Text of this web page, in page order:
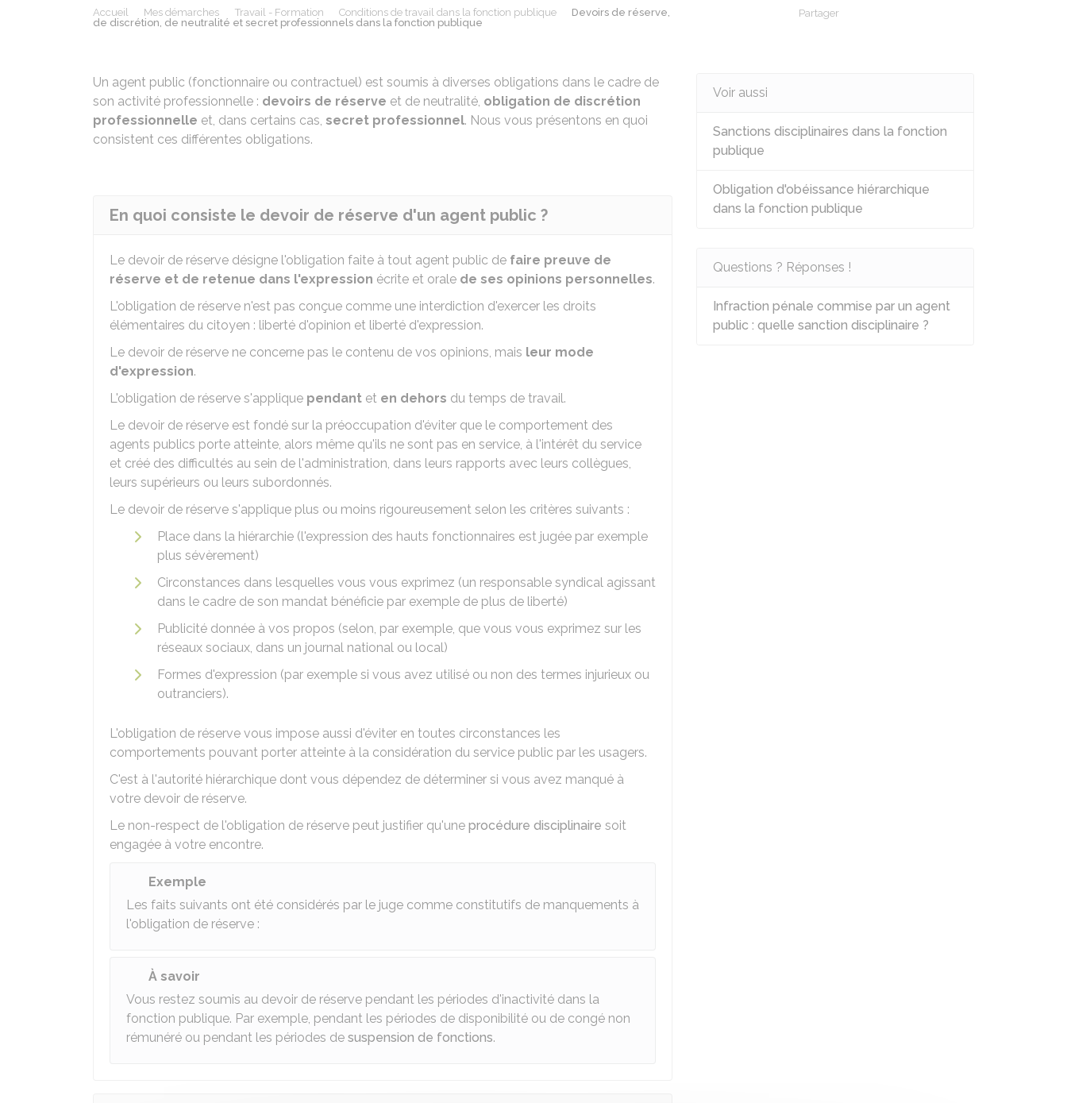
Accueil Mes démarches Travail - Formation Conditions de travail dans la fonction publique
Devoirs de réserve,
de discrétion, de neutralité et secret professionnels dans la fonction publique
Partager
Un agent public (fonctionnaire ou contractuel) est soumis à diverses obligations dans le cadre de
son activité professionnelle : devoirs de réserve et de neutralité, obligation de discrétion
professionnelle et, dans certains cas, secret professionnel. Nous vous présentons en quoi
consistent ces différentes obligations.
En quoi consiste le devoir de réserve d'un agent public ?
Le devoir de réserve désigne l'obligation faite à tout agent public de faire preuve de
réserve et de retenue dans l'expression écrite et orale de ses opinions personnelles.
L'obligation de réserve n'est pas conçue comme une interdiction d'exercer les droits
élémentaires du citoyen : liberté d'opinion et liberté d'expression.
Le devoir de réserve ne concerne pas le contenu de vos opinions, mais leur mode
d'expression.
L'obligation de réserve s'applique pendant et en dehors du temps de travail.
Le devoir de réserve est fondé sur la préoccupation d'éviter que le comportement des
agents publics porte atteinte, alors même qu'ils ne sont pas en service, à l'intérêt du service
et créé des difficultés au sein de l'administration, dans leurs rapports avec leurs collègues,
leurs supérieurs ou leurs subordonnés.
Le devoir de réserve s'applique plus ou moins rigoureusement selon les critères suivants :
Place dans la hiérarchie (l'expression des hauts fonctionnaires est jugée par exemple
plus sévèrement)
Circonstances dans lesquelles vous vous exprimez (un responsable syndical agissant
dans le cadre de son mandat bénéficie par exemple de plus de liberté)
Publicité donnée à vos propos (selon, par exemple, que vous vous exprimez sur les
réseaux sociaux, dans un journal national ou local)
Formes d'expression (par exemple si vous avez utilisé ou non des termes injurieux ou
outranciers).
L'obligation de réserve vous impose aussi d'éviter en toutes circonstances les
comportements pouvant porter atteinte à la considération du service public par les usagers.
C'est à l'autorité hiérarchique dont vous dépendez de déterminer si vous avez manqué à
votre devoir de réserve.
Le non-respect de l'obligation de réserve peut justifier qu'une procédure disciplinaire soit
engagée à votre encontre.
Exemple
Les faits suivants ont été considérés par le juge comme constitutifs de manquements à
l'obligation de réserve :
À savoir
Vous restez soumis au devoir de réserve pendant les périodes d'inactivité dans la
fonction publique. Par exemple, pendant les périodes de disponibilité ou de congé non
rémunéré ou pendant les périodes de suspension de fonctions.
Voir aussi
Sanctions disciplinaires dans la fonction
publique
Obligation d'obéissance hiérarchique
dans la fonction publique
Questions ? Réponses !
Infraction pénale commise par un agent
public : quelle sanction disciplinaire ?